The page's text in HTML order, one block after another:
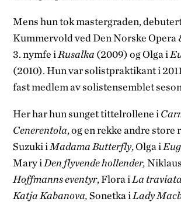
Mens hun tok mastergraden,
Kummervold ved Den Norske Opera
3. nymfe i Rusalka (2009) og Olga i
(2010). Hun var solistpraktikant i
fast medlem av solistensemblet
Her har hun sunget tittelrollene i
Cenerentola, og en rekke andre store
Suzuki i Madama Butterfly, Olga i
Mary i Den flyvende hollender,
Hoffmanns eventyr, Flora i La traviata
Katja Kabanova,Sonetka i Lady